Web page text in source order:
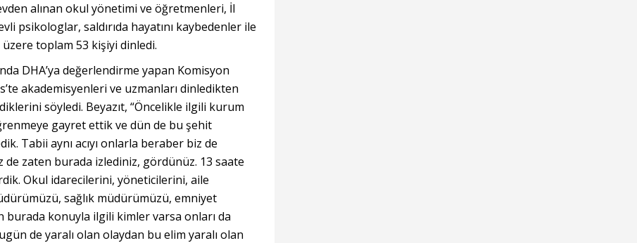
alınan okul yönetimi ve öğretmenleri, İl
psikologlar, saldırıda hayatını kaybedenler ile
toplam 53 kişiyi dinledi.
DHA’ya değerlendirme yapan Komisyon
akademisyenleri ve uzmanları dinledikten
söyledi. Beyazıt, “Öncelikle ilgili kurum
gayret ettik ve dün de bu şehit
Tabii aynı acıyı onlarla beraber biz de
de zaten burada izlediniz, gördünüz. 13 saate
Okul idarecilerini, yöneticilerini, aile
sağlık müdürümüzü, emniyet
konuyla ilgili kimler varsa onları da
de yaralı olan olaydan bu elim yaralı olan